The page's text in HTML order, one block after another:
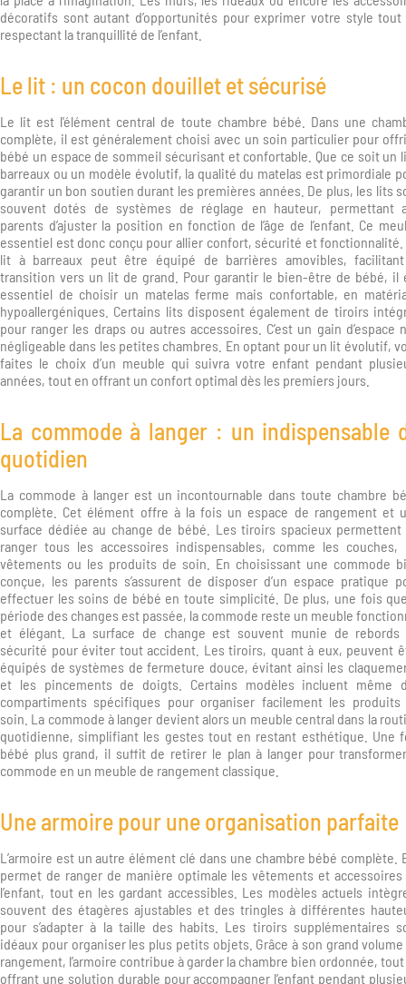
décoratifs sont autant d’opportunités pour exprimer votre style tout
respectant la tranquillité de l’enfant.
Le lit : un cocon douillet et sécurisé
Le lit est l'élément central de toute chambre bébé. Dans une
complète, il est généralement choisi avec un soin particulier pour
bébé un espace de sommeil sécurisant et confortable. Que ce soit un
barreaux ou un modèle évolutif, la qualité du matelas est primordiale
garantir un bon soutien durant les premières années. De plus, les lits
souvent dotés de systèmes de réglage en hauteur, permettant
parents d’ajuster la position en fonction de l’âge de l’enfant. Ce
essentiel est donc conçu pour allier confort, sécurité et
lit à barreaux peut être équipé de barrières amovibles,
transition vers un lit de grand. Pour garantir le bien-être de bébé, il
essentiel de choisir un matelas ferme mais confortable, en
hypoallergéniques. Certains lits disposent également de tiroirs
pour ranger les draps ou autres accessoires. C’est un gain d’espace
négligeable dans les petites chambres. En optant pour un lit évolutif,
faites le choix d’un meuble qui suivra votre enfant pendant
années, tout en offrant un confort optimal dès les premiers jours.
La commode à langer : un indispensable
quotidien
La commode à langer est un incontournable dans toute chambre
complète. Cet élément offre à la fois un espace de rangement et
surface dédiée au change de bébé. Les tiroirs spacieux permettent
ranger tous les accessoires indispensables, comme les couches,
vêtements ou les produits de soin. En choisissant une commode
conçue, les parents s’assurent de disposer d’un espace pratique
effectuer les soins de bébé en toute simplicité. De plus, une fois
période des changes est passée, la commode reste un meuble
et élégant. La surface de change est souvent munie de rebords
sécurité pour éviter tout accident. Les tiroirs, quant à eux, peuvent
équipés de systèmes de fermeture douce, évitant ainsi les
et les pincements de doigts. Certains modèles incluent même
compartiments spécifiques pour organiser facilement les produits
soin. La commode à langer devient alors un meuble central dans la
quotidienne, simplifiant les gestes tout en restant esthétique. Une
bébé plus grand, il suffit de retirer le plan à langer pour
commode en un meuble de rangement classique.
Une armoire pour une organisation parfaite
L’armoire est un autre élément clé dans une chambre bébé complète.
permet de ranger de manière optimale les vêtements et accessoires
l’enfant, tout en les gardant accessibles. Les modèles actuels
souvent des étagères ajustables et des tringles à différentes
pour s’adapter à la taille des habits. Les tiroirs supplémentaires
idéaux pour organiser les plus petits objets. Grâce à son grand
rangement, l’armoire contribue à garder la chambre bien ordonnée,
offrant une solution durable pour accompagner l’enfant pendant